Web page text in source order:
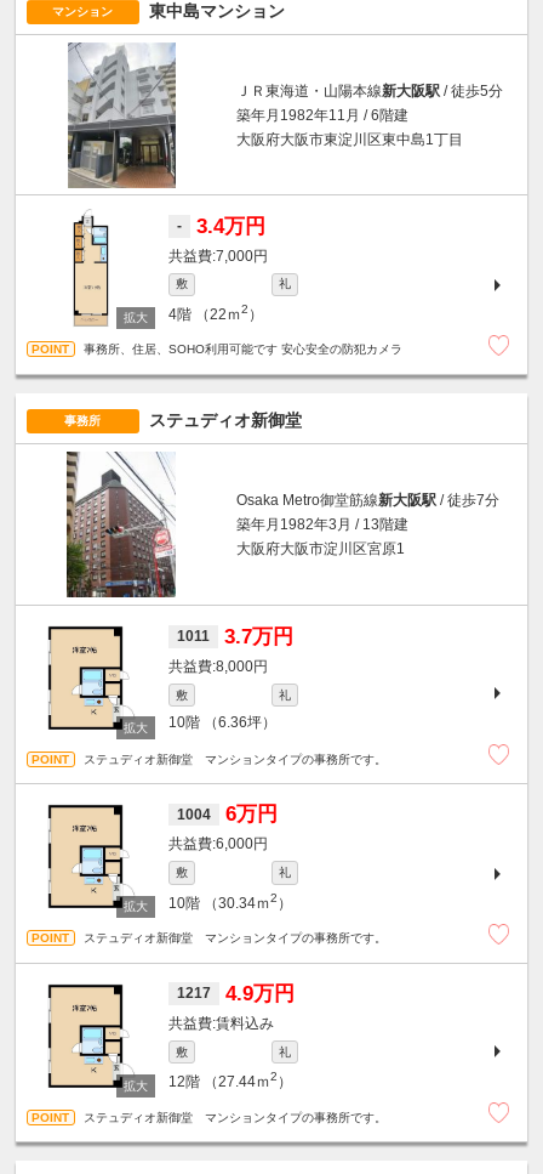
マンション 東中島マンション
ＪＲ東海道・山陽本線新大阪駅 / 徒歩5分
築年月1982年11月 / 6階建
大阪府大阪市東淀川区東中島1丁目
- 3.4万円
7,000円
敷 礼
4階 （22ｍ2 ）
事務所、住居、SOHO利用可能です 安心安全の防犯カメラ
事務所 ステュディオ新御堂
Osaka Metro御堂筋線新大阪駅 / 徒歩7分
築年月1982年3月 / 13階建
大阪府大阪市淀川区宮原1
1011 3.7万円
8,000円
敷 礼
10階 （6.36坪）
ステュディオ新御堂 マンションタイプの事務所です。
1004 6万円
6,000円
敷 礼
10階 （30.34ｍ2 ）
ステュディオ新御堂 マンションタイプの事務所です。
1217 4.9万円
賃料込み
敷 礼
12階 （27.44ｍ2 ）
ステュディオ新御堂 マンションタイプの事務所です。